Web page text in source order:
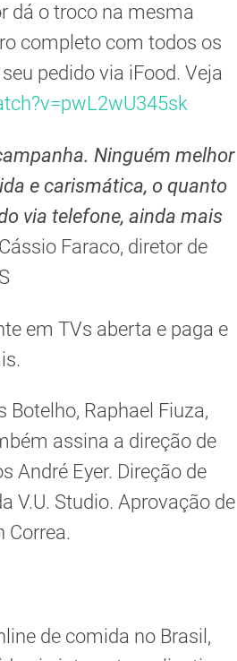
dá o troco na mesma
completo com todos os
pedido via iFood. Veja
Ninguém melhor
e carismática, o quanto
via telefone, ainda mais
Faraco, diretor de
em TVs aberta e paga e
Botelho, Raphael Fiuza,
assina a direção de
André Eyer. Direção de
V.U. Studio. Aprovação de
Correa.
de comida no Brasil,